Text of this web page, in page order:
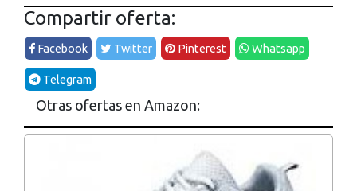
Compartir oferta:
Facebook Twitter Pinterest Whatsapp
Telegram
Otras ofertas en Amazon: